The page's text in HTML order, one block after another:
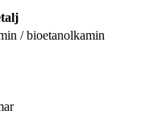
/ bioetanolkamin